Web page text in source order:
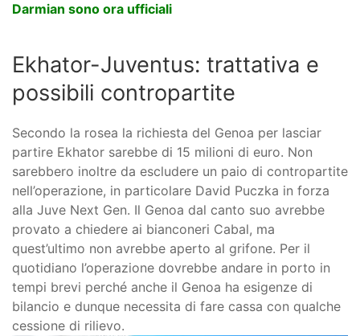
Darmian sono ora ufficiali
Ekhator-Juventus: trattativa e
possibili contropartite
Secondo la rosea la richiesta del Genoa per lasciar
partire Ekhator sarebbe di 15 milioni di euro. Non
sarebbero inoltre da escludere un paio di contropartite
nell’operazione, in particolare David Puczka in forza
alla Juve Next Gen. Il Genoa dal canto suo avrebbe
provato a chiedere ai bianconeri Cabal, ma
quest’ultimo non avrebbe aperto al grifone. Per il
quotidiano l’operazione dovrebbe andare in porto in
tempi brevi perché anche il Genoa ha esigenze di
bilancio e dunque necessita di fare cassa con qualche
cessione di rilievo.